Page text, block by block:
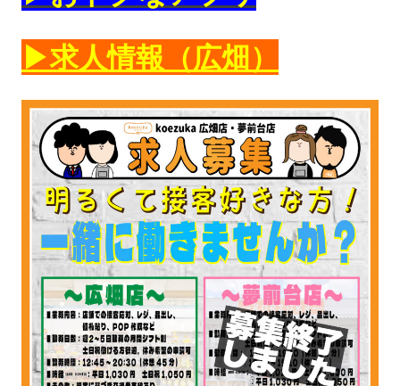
▶︎求人情報（広畑）